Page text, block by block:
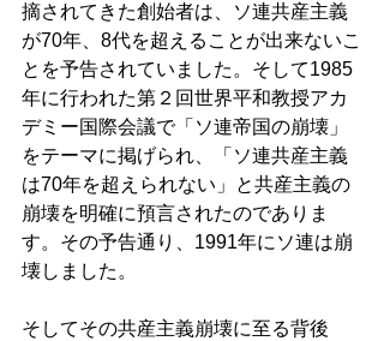
摘されてきた創始者は、ソ連共産主義
が70年、8代を超えることが出来ないこ
とを予告されていました。そして1985
年に行われた第２回世界平和教授アカ
デミー国際会議で「ソ連帝国の崩壊」
をテーマに掲げられ、「ソ連共産主義
は70年を超えられない」と共産主義の
崩壊を明確に預言されたのでありま
す。その予告通り、1991年にソ連は崩
壊しました。
そしてその共産主義崩壊に至る背後